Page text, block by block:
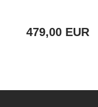
479,00 EUR